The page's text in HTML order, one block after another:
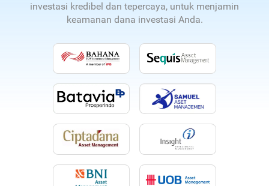
investasi kredibel dan tepercaya, untuk menjamin
keamanan dana investasi Anda.